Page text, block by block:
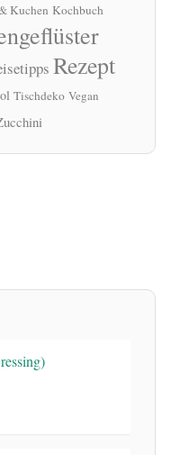
Kuchen Kochbuch
Rezept
Tischdeko Vegan